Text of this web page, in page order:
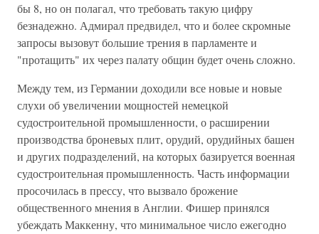
бы 8, но он полагал, что требовать такую цифру
безнадежно. Адмирал предвидел, что и более скромные
запросы вызовут большие трения в парламенте и
"протащить" их через палату общин будет очень сложно.
Между тем, из Германии доходили все новые и новые
слухи об увеличении мощностей немецкой
судостроительной промышленности, о расширении
производства броневых плит, орудий, орудийных башен
и других подразделений, на которых базируется военная
судостроительная промышленность. Часть информации
просочилась в прессу, что вызвало брожение
общественного мнения в Англии. Фишер принялся
убеждать Маккенну, что минимальное число ежегодно